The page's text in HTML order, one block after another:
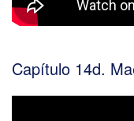
Capítulo 14d.